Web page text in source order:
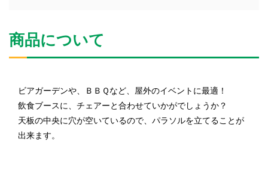
商品について
ビアガーデンや、ＢＢＱなど、屋外のイベントに最適！
飲食ブースに、チェアーと合わせていかがでしょうか？
天板の中央に穴が空いているので、パラソルを立てることが
出来ます。